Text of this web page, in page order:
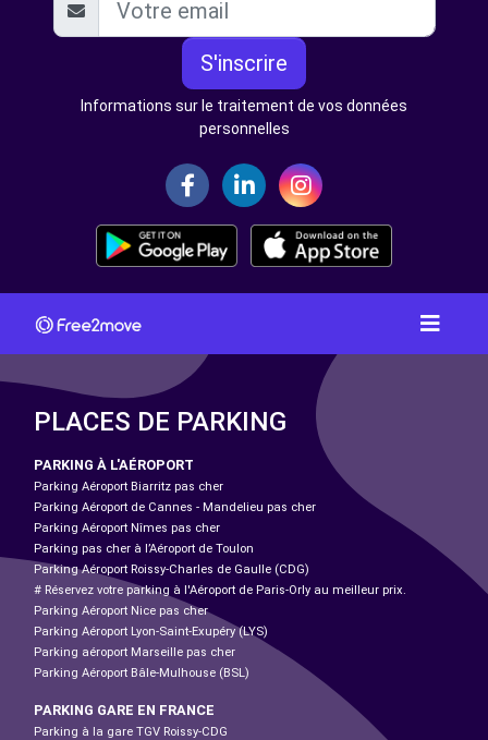
S'inscrire
Informations sur le traitement de vos données
personnelles
PLACES DE PARKING
PARKING À L'AÉROPORT
Parking Aéroport Biarritz pas cher
Parking Aéroport de Cannes - Mandelieu pas cher
Parking Aéroport Nîmes pas cher
Parking pas cher à l’Aéroport de Toulon
Parking Aéroport Roissy-Charles de Gaulle (CDG)
# Réservez votre parking à l'Aéroport de Paris-Orly au meilleur prix.
Parking Aéroport Nice pas cher
Parking Aéroport Lyon-Saint-Exupéry (LYS)
Parking aéroport Marseille pas cher
Parking Aéroport Bâle-Mulhouse (BSL)
PARKING GARE EN FRANCE
Parking à la gare TGV Roissy-CDG